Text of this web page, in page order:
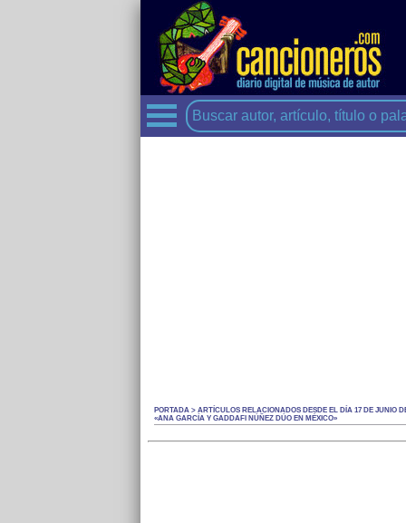
PORTADA > ARTÍCULOS RELACIONADOS DESDE EL DÍA 17 DE JUNIO
«ANA GARCÍA Y GADDAFI NÚÑEZ DÚO EN MÉXICO»